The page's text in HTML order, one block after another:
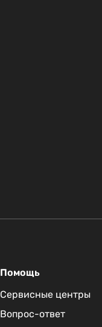
Помощь
Сервисные центры
Вопрос-ответ